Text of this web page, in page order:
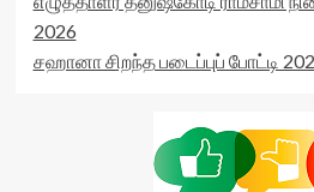
2026
சஹானா சிறந்த படைப்புப் போட்டி